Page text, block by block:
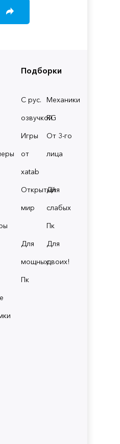
Подборки
С рус.
озвучкой
Механики
RG
Игры
от
xatab
От 3-го
лица
Открытый
мир
Для
слабых
Пк
Для
мощных
Пк
Для
двоих!